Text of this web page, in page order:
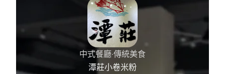
文青風．早午餐
十二春台式早午餐